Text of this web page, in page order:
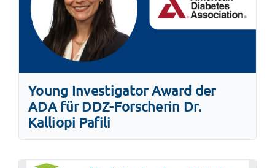
Young Investigator Award der
ADA für DDZ-Forscherin Dr.
Kalliopi Pafili